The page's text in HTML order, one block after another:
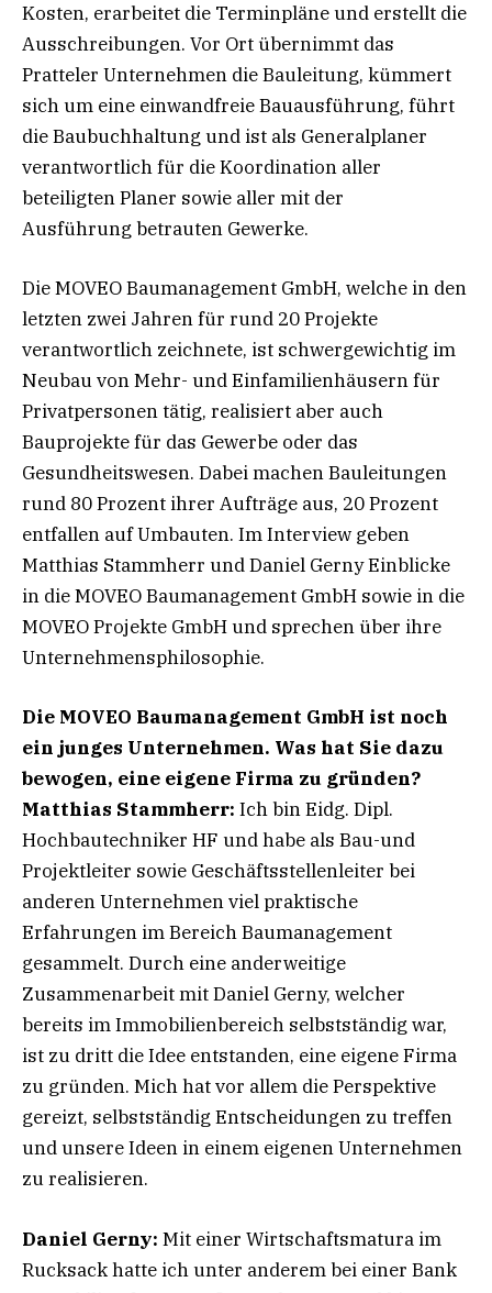
Kosten, erarbeitet die Terminpläne und erstellt die
Ausschreibungen. Vor Ort übernimmt das
Pratteler Unternehmen die Bauleitung, kümmert
sich um eine einwandfreie Bauausführung, führt
die Baubuchhaltung und ist als Generalplaner
verantwortlich für die Koordination aller
beteiligten Planer sowie aller mit der
Ausführung betrauten Gewerke.
Die MOVEO Baumanagement GmbH, welche in den
letzten zwei Jahren für rund 20 Projekte
verantwortlich zeichnete, ist schwergewichtig im
Neubau von Mehr- und Einfamilienhäusern für
Privatpersonen tätig, realisiert aber auch
Bauprojekte für das Gewerbe oder das
Gesundheitswesen. Dabei machen Bauleitungen
rund 80 Prozent ihrer Aufträge aus, 20 Prozent
entfallen auf Umbauten. Im Interview geben
Matthias Stammherr und Daniel Gerny Einblicke
in die MOVEO Baumanagement GmbH sowie in die
MOVEO Projekte GmbH und sprechen über ihre
Unternehmensphilosophie.
Die MOVEO Baumanagement GmbH ist noch
ein junges Unternehmen. Was hat Sie dazu
bewogen, eine eigene Firma zu gründen?
Matthias Stammherr: Ich bin Eidg. Dipl.
Hochbautechniker HF und habe als Bau-und
Projektleiter sowie Geschäftsstellenleiter bei
anderen Unternehmen viel praktische
Erfahrungen im Bereich Baumanagement
gesammelt. Durch eine anderweitige
Zusammenarbeit mit Daniel Gerny, welcher
bereits im Immobilienbereich selbstständig war,
ist zu dritt die Idee entstanden, eine eigene Firma
zu gründen. Mich hat vor allem die Perspektive
gereizt, selbstständig Entscheidungen zu treffen
und unsere Ideen in einem eigenen Unternehmen
zu realisieren.
Daniel Gerny: Mit einer Wirtschaftsmatura im
Rucksack hatte ich unter anderem bei einer Bank